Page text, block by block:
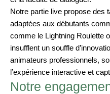
Notre partie live propose des
adaptées aux débutants
comme le Lightning Roulette
insufflent un souffle
animateurs professionnels,
l’expérience interactive et
Notre